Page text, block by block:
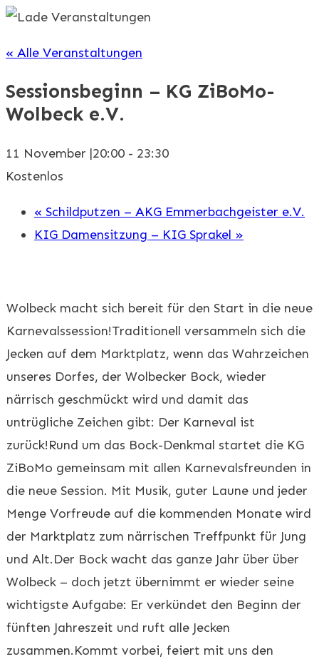
« Alle Veranstaltungen
Sessionsbeginn – KG ZiBoMo-
Wolbeck e.V.
11 November |20:00 - 23:30
Kostenlos
« Schildputzen – AKG Emmerbachgeister e.V.
KIG Damensitzung – KIG Sprakel »
Wolbeck macht sich bereit für den Start in die neue
Karnevalssession!Traditionell versammeln sich die
Jecken auf dem Marktplatz, wenn das Wahrzeichen
unseres Dorfes, der Wolbecker Bock, wieder
närrisch geschmückt wird und damit das
untrügliche Zeichen gibt: Der Karneval ist
zurück!Rund um das Bock-Denkmal startet die KG
ZiBoMo gemeinsam mit allen Karnevalsfreunden in
die neue Session. Mit Musik, guter Laune und jeder
Menge Vorfreude auf die kommenden Monate wird
der Marktplatz zum närrischen Treffpunkt für Jung
und Alt.Der Bock wacht das ganze Jahr über über
Wolbeck – doch jetzt übernimmt er wieder seine
wichtigste Aufgabe: Er verkündet den Beginn der
fünften Jahreszeit und ruft alle Jecken
zusammen.Kommt vorbei, feiert mit uns den